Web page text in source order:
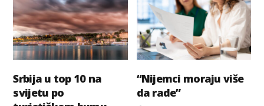
Srbija u top 10 na
svijetu po
“Nijemci moraju više
da rade”